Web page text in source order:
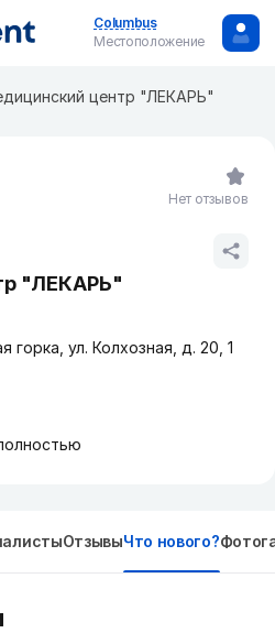
Columbus
Местоположение
центр "ЛЕКАРЬ"
"ЛЕКАРЬ"
ул. ​Колхозная, д. 20, 1
Нет отзывов
ОтзывыЧто нового?